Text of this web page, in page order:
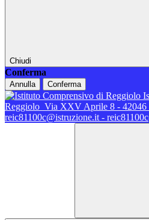
Chiudi
Conferma
Annulla Conferma
Reggiolo Via XXV Aprile 8 - 42046
reic81100c@istruzione.it -